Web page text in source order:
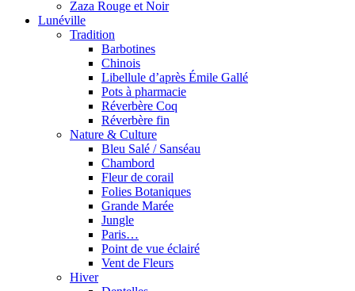
Zaza Rouge et Noir
Lunéville
Tradition
Barbotines
Chinois
Libellule d’après Émile Gallé
Pots à pharmacie
Réverbère Coq
Réverbère fin
Nature & Culture
Bleu Salé / Sanséau
Chambord
Fleur de corail
Folies Botaniques
Grande Marée
Jungle
Paris…
Point de vue éclairé
Vent de Fleurs
Hiver